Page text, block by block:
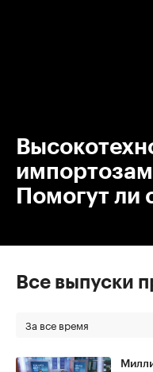
Помогут ли
Все выпуски
За все время